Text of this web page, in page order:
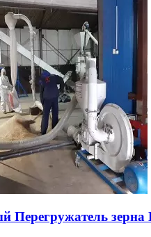
Перегружатель зерна